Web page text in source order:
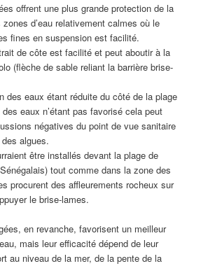
offrent une plus grande protection de la
d’eau relativement calmes où le
fines en suspension est facilité.
de côte est facilité et peut aboutir à la
(flèche de sable reliant la barrière brise-
des eaux étant réduite du côté de la plage
eaux n’étant pas favorisé cela peut
négatives du point de vue sanitaire
algues.
être installés devant la plage de
tout comme dans la zone des
procurent des affleurements rocheux sur
le brise-lames.
en revanche, favorisent un meilleur
mais leur efficacité dépend de leur
au niveau de la mer, de la pente de la